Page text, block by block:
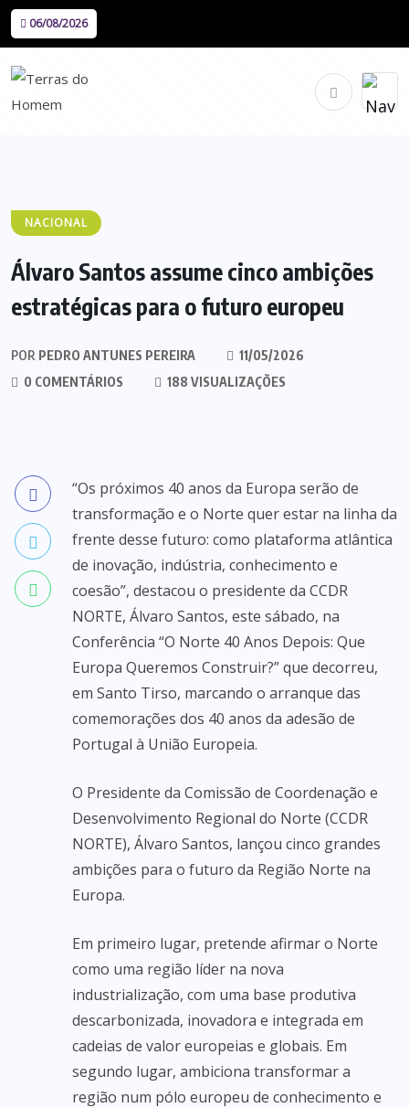
06/08/2026
NACIONAL
Álvaro Santos assume cinco ambições
estratégicas para o futuro europeu
POR PEDRO ANTUNES PEREIRA
11/05/2026
0 COMENTÁRIOS
188 VISUALIZAÇÕES
“Os próximos 40 anos da Europa serão de
transformação e o Norte quer estar na linha da
frente desse futuro: como plataforma atlântica
de inovação, indústria, conhecimento e
coesão”, destacou o presidente da CCDR
NORTE, Álvaro Santos, este sábado, na
Conferência “O Norte 40 Anos Depois: Que
Europa Queremos Construir?” que decorreu,
em Santo Tirso, marcando o arranque das
comemorações dos 40 anos da adesão de
Portugal à União Europeia.
O Presidente da Comissão de Coordenação e
Desenvolvimento Regional do Norte (CCDR
NORTE), Álvaro Santos, lançou cinco grandes
ambições para o futuro da Região Norte na
Europa.
Em primeiro lugar, pretende afirmar o Norte
como uma região líder na nova
industrialização, com uma base produtiva
descarbonizada, inovadora e integrada em
cadeias de valor europeias e globais. Em
segundo lugar, ambiciona transformar a
região num pólo europeu de conhecimento e